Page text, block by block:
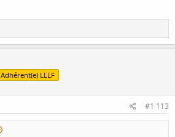
Adhérent(e) LLLF
#1 113